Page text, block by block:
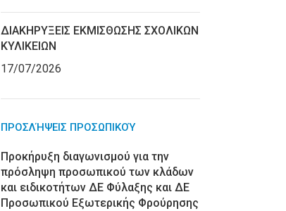
ΔΙΑΚΗΡΥΞΕΙΣ ΕΚΜΙΣΘΩΣΗΣ ΣΧΟΛΙΚΩΝ
ΚΥΛΙΚΕΙΩΝ
17/07/2026
ΠΡΟΣΛΉΨΕΙΣ ΠΡΟΣΩΠΙΚΟΎ
Προκήρυξη διαγωνισμού για την
πρόσληψη προσωπικού των κλάδων
και ειδικοτήτων ΔΕ Φύλαξης και ΔΕ
Προσωπικού Εξωτερικής Φρούρησης